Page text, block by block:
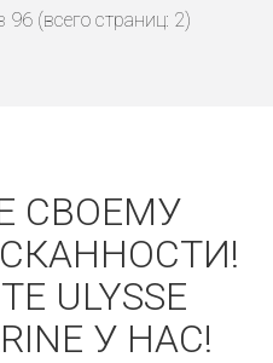
(всего страниц: 2)
СВОЕМУ
ULYSSE
У НАС!